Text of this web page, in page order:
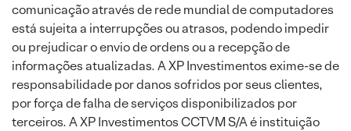
comunicação através de rede mundial de computadores
está sujeita a interrupções ou atrasos, podendo impedir
ou prejudicar o envio de ordens ou a recepção de
informações atualizadas. A XP Investimentos exime-se de
responsabilidade por danos sofridos por seus clientes,
por força de falha de serviços disponibilizados por
terceiros. A XP Investimentos CCTVM S/A é instituição